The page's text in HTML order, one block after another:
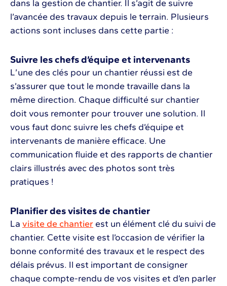
dans la gestion de chantier. Il s’agit de suivre
l’avancée des travaux depuis le terrain. Plusieurs
actions sont incluses dans cette partie :
Suivre les chefs d’équipe et intervenants
L’une des clés pour un chantier réussi est de
s’assurer que tout le monde travaille dans la
même direction. Chaque difficulté sur chantier
doit vous remonter pour trouver une solution. Il
vous faut donc suivre les chefs d’équipe et
intervenants de manière efficace. Une
communication fluide et des rapports de chantier
clairs illustrés avec des photos sont très
pratiques !
Planifier des visites de chantier
La visite de chantier est un élément clé du suivi de
chantier. Cette visite est l’occasion de vérifier la
bonne conformité des travaux et le respect des
délais prévus. Il est important de consigner
chaque compte-rendu de vos visites et d’en parler